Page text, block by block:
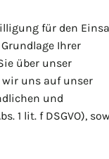
für den
Ihrer
über unser
wir uns auf unser
und
1 lit. f DSGVO),